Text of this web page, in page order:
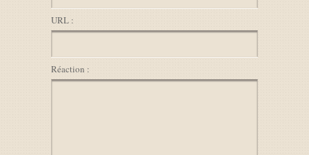
URL :
Réaction :